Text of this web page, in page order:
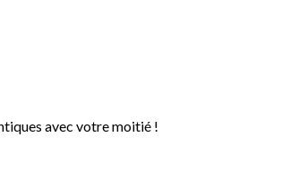
avec votre moitié !